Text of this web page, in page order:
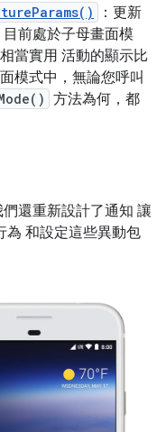
：更新
前處於子母畫面模
當實用 活動的顯示比
模式中，無論您呼叫
方法為何，都
還重新設計了通知 讓
為 和設定這些異動包